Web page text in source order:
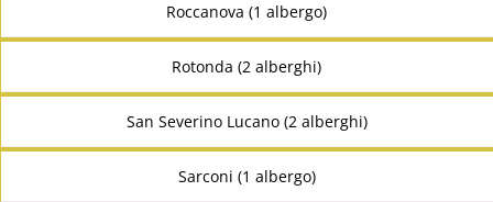
Roccanova (1 albergo)
Rotonda (2 alberghi)
San Severino Lucano (2 alberghi)
Sarconi (1 albergo)